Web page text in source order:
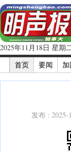
2025年11月18日 星期
首页
要闻
发布 :